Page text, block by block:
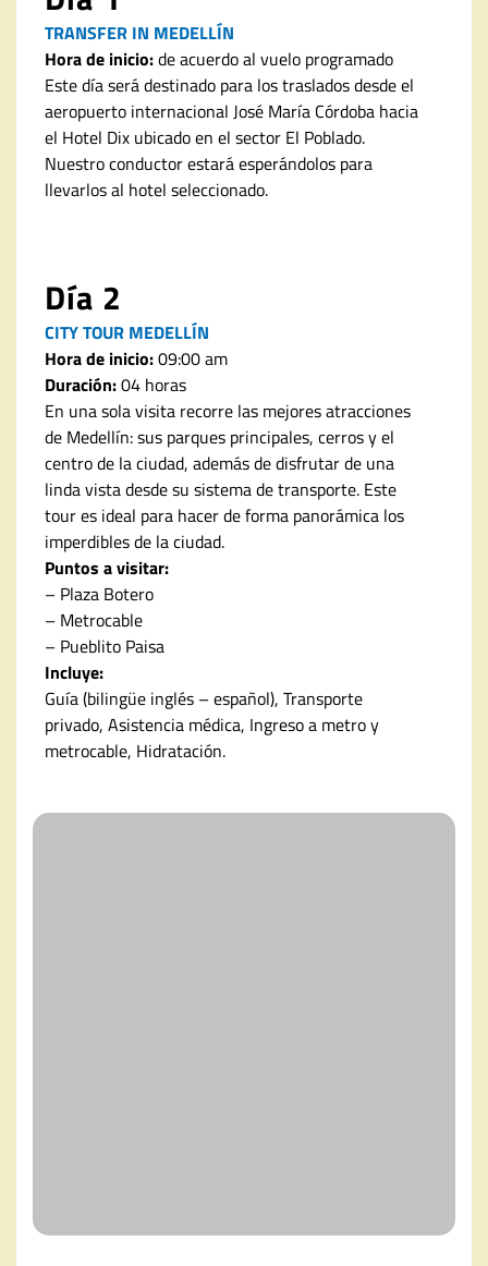
TRANSFER IN MEDELLÍN
Hora de inicio:de acuerdo al vuelo programado
Este día será destinado para los traslados desde el
aeropuerto internacional José María Córdoba hacia
el Hotel Dix ubicado en el sector El Poblado.
Nuestro conductor estará esperándolos para
llevarlos al hotel seleccionado.
Día 2
CITY TOUR MEDELLÍN
Hora de inicio:09:00 am
Duración:04 horas
En una sola visita recorre las mejores atracciones
de Medellín: sus parques principales, cerros y el
centro de la ciudad, además de disfrutar de una
linda vista desde su sistema de transporte. Este
tour es ideal para hacer de forma panorámica los
imperdibles de la ciudad.
Puntos a visitar:
– Plaza Botero
– Metrocable
– Pueblito Paisa
Incluye:
Guía (bilingüe inglés – español), Transporte
privado, Asistencia médica, Ingreso a metro y
metrocable, Hidratación.